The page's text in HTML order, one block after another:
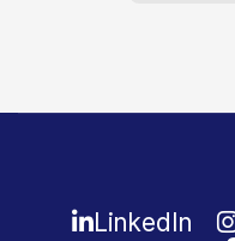
LinkedIn